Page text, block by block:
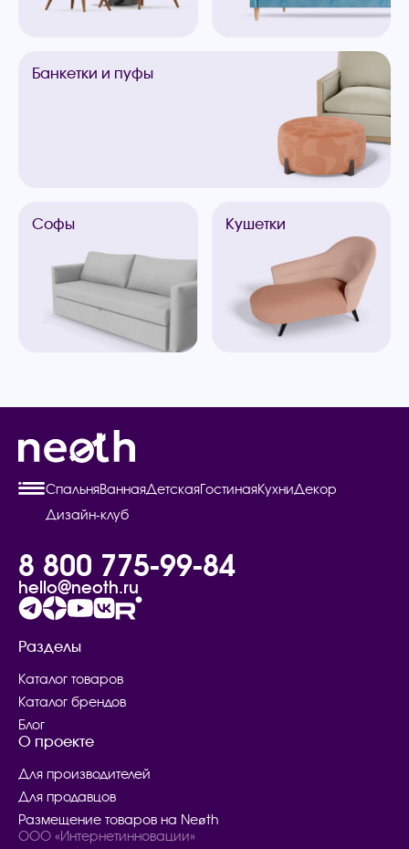
Банкетки и пуфы
Софы Кушетки
СпальняВаннаяДетскаяГостинаяКухниДекор
Дизайн-клуб
8 800 775-99-84
hello@neoth.ru
Разделы
Каталог товаров
Каталог брендов
Блог
О проекте
Для производителей
Для продавцов
Размещение товаров на Neøth
ООО «Интернетинновации»